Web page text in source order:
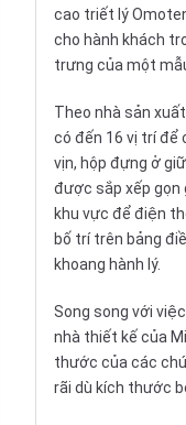
cao triết lý
cho hành khách
trưng của một
Theo nhà sản
có đến 16 vị trí để
vịn, hộp đựng ở
được sắp xếp gọn
khu vực để điện
bố trí trên bảng
khoang hành lý.
Song song với
nhà thiết kế của
thước của các
rãi dù kích thước